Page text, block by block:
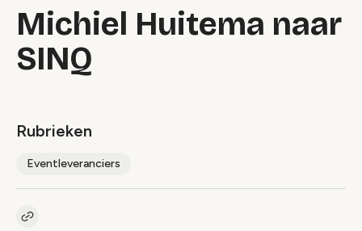
Michiel Huitema naar
SINQ
Rubrieken
Eventleveranciers
Kopieer link naar artikel